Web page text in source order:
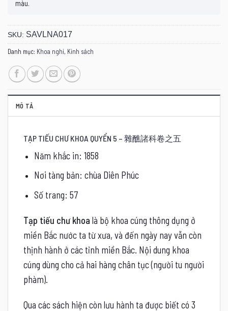
màu.
SKU: SAVLNA017
Danh mục: Khoa nghi, Kinh sách
MÔ TẢ
TẠP TIẾU CHƯ KHOA QUYỂN 5 – 雜醮諸科卷之五
Năm khắc in: 1858
Nơi tàng bản: chùa Diên Phúc
Số trang: 57
Tạp tiếu chư khoa là bộ khoa cúng thông dụng ở
miền Bắc nước ta từ xưa, và đến ngày nay vẫn còn
thịnh hành ở các tỉnh miền Bắc. Nội dung khoa
cúng dùng cho cả hai hàng chân tục (người tu người
phàm).
Qua các sách hiện còn lưu hành ta được biết có 3